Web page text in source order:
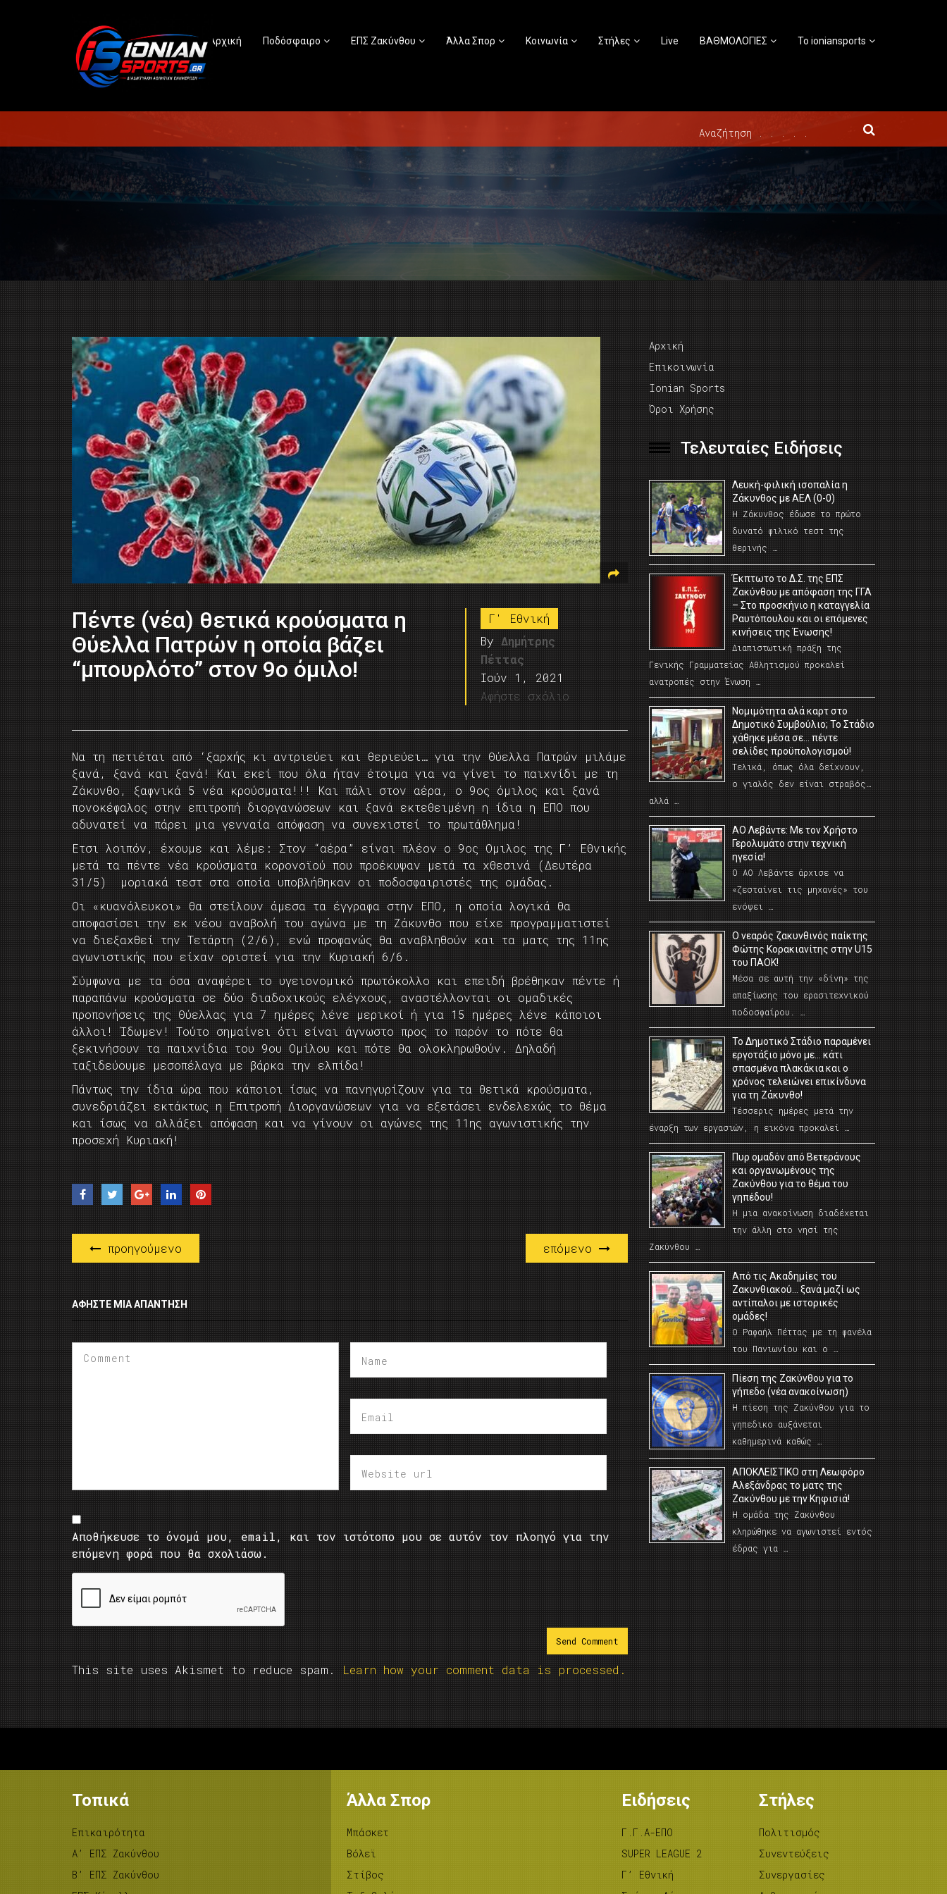
Αρχική Ποδόσφαιρο ΕΠΣ Ζακύνθου Άλλα Σπορ Κοινωνία Στήλες Live ΒΑΘΜΟΛΟΓΙΕΣ Το ioniansports
Πέντε (νέα) θετικά κρούσματα η
Θύελλα Πατρών η οποία βάζει
“μπουρλότο” στον 9ο όμιλο!
Γ' Εθνική
By Δημήτρης
Πέττας
Ιούν 1, 2021
Αφήστε σχόλιο
Να τη πετιέται από ‘ξαρχής κι αντριεύει και θεριεύει… για την Θύελλα Πατρών μιλάμε
ξανά, ξανά και ξανά! Και εκεί που όλα ήταν έτοιμα για να γίνει το παιχνίδι με τη
Ζάκυνθο, ξαφνικά 5 νέα κρούσματα!!! Και πάλι στον αέρα, ο 9ος όμιλος και ξανά
πονοκέφαλος στην επιτροπή διοργανώσεων και ξανά εκτεθειμένη η ίδια η ΕΠΟ που
αδυνατεί να πάρει μια γενναία απόφαση να συνεχιστεί το πρωτάθλημα!
Ετσι λοιπόν, έχουμε και λέμε: Στον “αέρα” είναι πλέον ο 9ος Ομιλος της Γ’ Εθνικής
μετά τα πέντε νέα κρούσματα κορονοϊού που προέκυψαν μετά τα χθεσινά (Δευτέρα
31/5) μοριακά τεστ στα οποία υποβλήθηκαν οι ποδοσφαιριστές της ομάδας.
Οι «κυανόλευκοι» θα στείλουν άμεσα τα έγγραφα στην ΕΠΟ, η οποία λογικά θα
αποφασίσει την εκ νέου αναβολή του αγώνα με τη Ζάκυνθο που είχε προγραμματιστεί
να διεξαχθεί την Τετάρτη (2/6), ενώ προφανώς θα αναβληθούν και τα ματς της 11ης
αγωνιστικής που είχαν οριστεί για την Κυριακή 6/6.
Σύμφωνα με τα όσα αναφέρει το υγειονομικό πρωτόκολλο και επειδή βρέθηκαν πέντε ή
παραπάνω κρούσματα σε δύο διαδοχικούς ελέγχους, αναστέλλονται οι ομαδικές
προπονήσεις της Θύελλας για 7 ημέρες λένε μερικοί ή για 15 ημέρες λένε κάποιοι
άλλοι! Ίδωμεν! Τούτο σημαίνει ότι είναι άγνωστο προς το παρόν το πότε θα
ξεκινήσουν τα παιχνίδια του 9ου Ομίλου και πότε θα ολοκληρωθούν. Δηλαδή
ταξιδεύουμε μεσοπέλαγα με βάρκα την ελπίδα!
Πάντως την ίδια ώρα που κάποιοι ίσως να πανηγυρίζουν για τα θετικά κρούσματα,
συνεδριάζει εκτάκτως η Επιτροπή Διοργανώσεων για να εξετάσει ενδελεχώς το θέμα
και ίσως να αλλάξει απόφαση και να γίνουν οι αγώνες της 11ης αγωνιστικής την
προσεχή Κυριακή!
προηγούμενο επόμενο
ΑΦΉΣΤΕ ΜΙΑ ΑΠΆΝΤΗΣΗ
Αποθήκευσε το όνομά μου, email, και τον ιστότοπο μου σε αυτόν τον πλοηγό για την
επόμενη φορά που θα σχολιάσω.
This site uses Akismet to reduce spam. Learn how your comment data is processed.
Αρχική
Επικοινωνία
Ionian Sports
Όροι Χρήσης
Τελευταίες Ειδήσεις
Λευκή-φιλική ισοπαλία η
Ζάκυνθος με ΑΕΛ (0-0)
Η Ζάκυνθος έδωσε το πρώτο
δυνατό φιλικό τεστ της
θερινής …
Έκπτωτο το Δ.Σ. της ΕΠΣ
Ζακύνθου με απόφαση της ΓΓΑ
– Στο προσκήνιο η καταγγελία
Ραυτόπουλου και οι επόμενες
κινήσεις της Ένωσης!
Διαπιστωτική πράξη της
Γενικής Γραμματείας Αθλητισμού προκαλεί
ανατροπές στην Ένωση …
Νομιμότητα αλά καρτ στο
Δημοτικό Συμβούλιο; Το Στάδιο
χάθηκε μέσα σε… πέντε
σελίδες προϋπολογισμού!
Τελικά, όπως όλα δείχνουν,
ο γιαλός δεν είναι στραβός…
αλλά …
ΑΟ Λεβάντε: Με τον Χρήστο
Γερολυμάτο στην τεχνική
ηγεσία!
Ο ΑΟ Λεβάντε άρχισε να
«ζεσταίνει τις μηχανές» του
ενόψει …
O νεαρός ζακυνθινός παίκτης
Φώτης Κορακιανίτης στην U15
του ΠΑΟΚ!
Μέσα σε αυτή την «δίνη» της
απαξίωσης του ερασιτεχνικού
ποδοσφαίρου. …
Το Δημοτικό Στάδιο παραμένει
εργοτάξιο μόνο με… κάτι
σπασμένα πλακάκια και ο
χρόνος τελειώνει επικίνδυνα
για τη Ζάκυνθο!
Τέσσερις ημέρες μετά την
έναρξη των εργασιών, η εικόνα προκαλεί …
Πυρ ομαδόν από Βετεράνους
και οργανωμένους της
Ζακύνθου για το θέμα του
γηπέδου!
Η μια ανακοίνωση διαδέχεται
την άλλη στο νησί της
Ζακύνθου …
Από τις Ακαδημίες του
Ζακυνθιακού… ξανά μαζί ως
αντίπαλοι με ιστορικές
ομάδες!
Ο Ραφαήλ Πέττας με τη φανέλα
του Πανιωνίου και ο …
Πίεση της Ζακύνθου για το
γήπεδο (νέα ανακοίνωση)
Η πίεση της Ζακύνθου για το
γηπεδικο αυξάνεται
καθημερινά καθώς …
AΠΟΚΛΕΙΣΤΙΚΟ στη Λεωφόρο
Αλεξάνδρας το ματς της
Ζακύνθου με την Κηφισιά!
Η ομάδα της Ζακύνθου
κληρώθηκε να αγωνιστεί εντός
έδρας για …
Τοπικά
Επικαιρότητα
A’ ΕΠΣ Ζακύνθου
B’ ΕΠΣ Ζακύνθου
Άλλα Σπορ
Μπάσκετ
Βόλεϊ
Στίβος
Ειδήσεις
Γ.Γ.Α-ΕΠΟ
SUPER LEAGUE 2
Γ’ Εθνική
Στήλες
Πολιτισμός
Συνεντεύξεις
Συνεργασίες